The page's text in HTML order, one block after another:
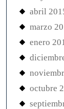
abril
marzo
enero
octubre